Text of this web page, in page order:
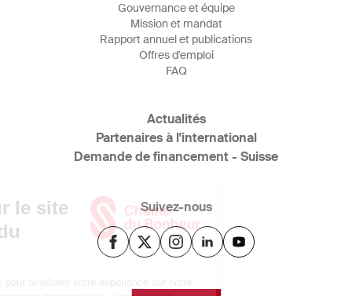
Gouvernance et équipe
Mission et mandat
Rapport annuel et publications
Offres d'emploi
FAQ
Actualités
Partenaires à l'international
Demande de financement - Suisse
Suivez-nous